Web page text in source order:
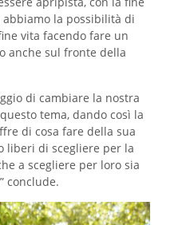
la possibilità di
vita facendo fare un
anche sul fronte della
di cambiare la nostra
tema, dando così la
di cosa fare della sua
liberi di scegliere per la
a scegliere per loro sia
conclude.